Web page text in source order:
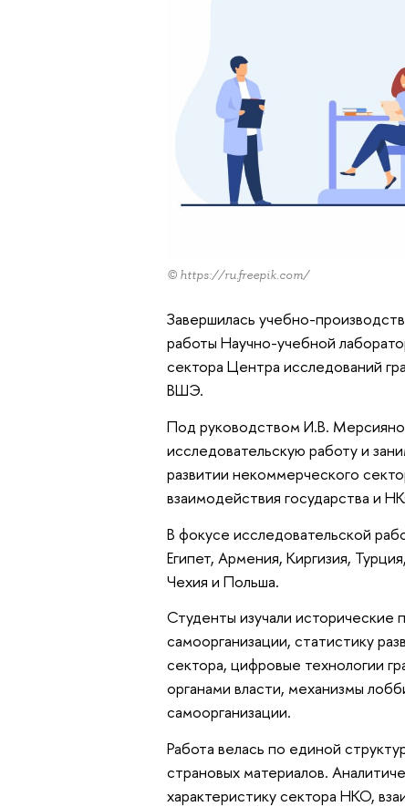
© https://ru.freepik.com/
Завершилась учебно-
работы Научно-учебной
сектора Центра исследований
ВШЭ.
Под руководством И.В.
исследовательскую работу и
развитии некоммерческого
взаимодействия государства и
В фокусе исследовательской
Египет, Армения, Киргизия,
Чехия и Польша.
Студенты изучали
самоорганизации, статистику
сектора, цифровые технологии
органами власти, механизмы
самоорганизации.
Работа велась по единой
страновых материалов.
характеристику сектора НКО,